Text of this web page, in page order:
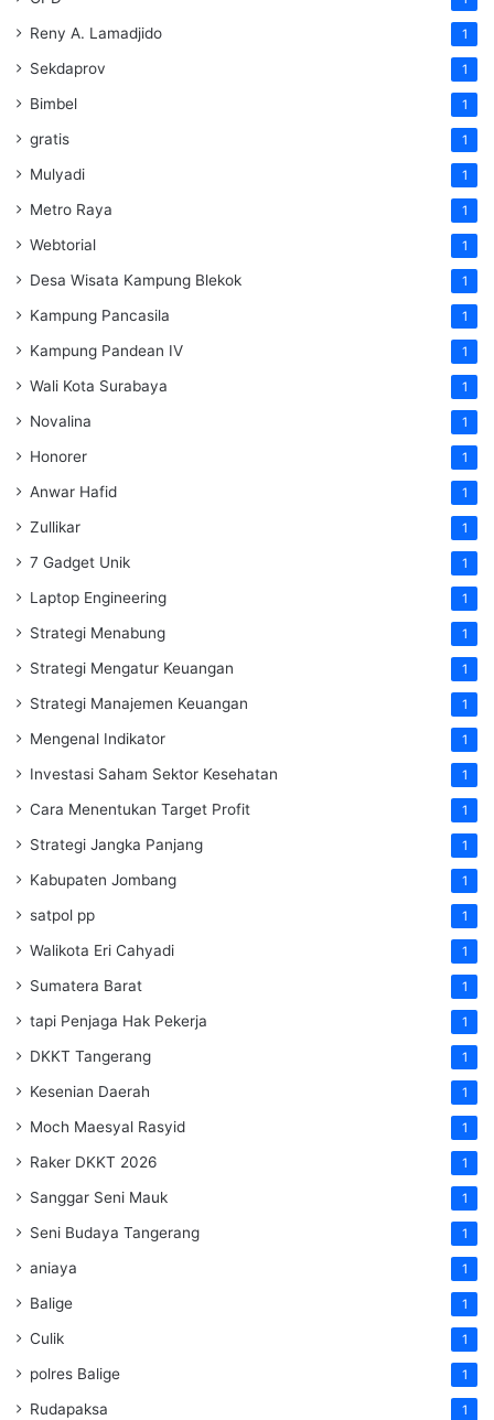
Reny A. Lamadjido 1
Sekdaprov 1
Bimbel 1
gratis 1
Mulyadi 1
Metro Raya 1
Webtorial 1
Desa Wisata Kampung Blekok 1
Kampung Pancasila 1
Kampung Pandean IV 1
Wali Kota Surabaya 1
Novalina 1
Honorer 1
Anwar Hafid 1
Zullikar 1
7 Gadget Unik 1
Laptop Engineering 1
Strategi Menabung 1
Strategi Mengatur Keuangan 1
Strategi Manajemen Keuangan 1
Mengenal Indikator 1
Investasi Saham Sektor Kesehatan 1
Cara Menentukan Target Profit 1
Strategi Jangka Panjang 1
Kabupaten Jombang 1
satpol pp 1
Walikota Eri Cahyadi 1
Sumatera Barat 1
tapi Penjaga Hak Pekerja 1
DKKT Tangerang 1
Kesenian Daerah 1
Moch Maesyal Rasyid 1
Raker DKKT 2026 1
Sanggar Seni Mauk 1
Seni Budaya Tangerang 1
aniaya 1
Balige 1
Culik 1
polres Balige 1
Rudapaksa 1